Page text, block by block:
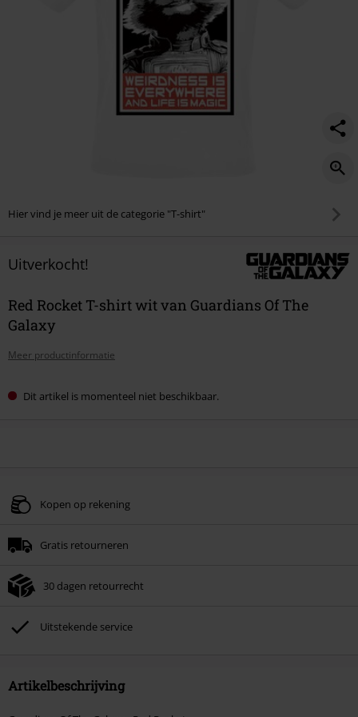
Hier vind je meer uit de categorie "T-shirt"
Uitverkocht!
Red Rocket T-shirt wit van Guardians Of The
Galaxy
Meer productinformatie
Dit artikel is momenteel niet beschikbaar.
Kopen op rekening
Gratis retourneren
30 dagen retourrecht
Uitstekende service
Artikelbeschrijving